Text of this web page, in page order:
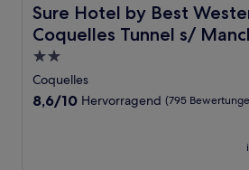
Sure Hotel by Best
Coquelles Tunnel s/
Sure Hotel by Best Western
2.0-
Sterne-
Unterkunft
Coquelles
8.6
8,6/10 Hervorragend (795